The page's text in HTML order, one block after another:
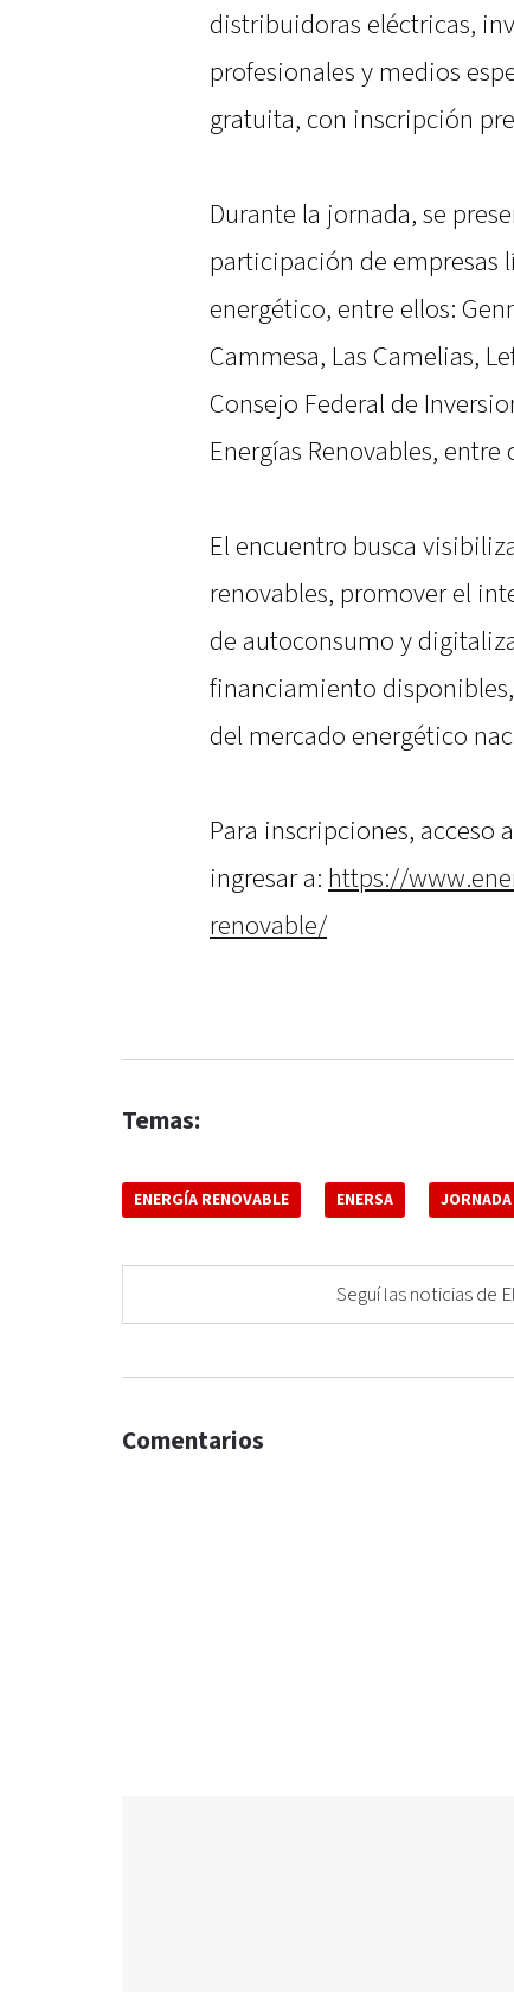
distribuidoras eléctricas,
profesionales y medios
gratuita, con inscripción
Durante la jornada, se
participación de empresas
energético, entre ellos:
Cammesa, Las Camelias,
Consejo Federal de
Energías Renovables, entre
El encuentro busca
renovables, promover el
de autoconsumo y
financiamiento
del mercado energético
Para inscripciones, acceso
ingresar a: https://
renovable/
Temas:
ENERGÍA RENOVABLE ENERSA JORNADA
Seguí las noticias de
Comentarios